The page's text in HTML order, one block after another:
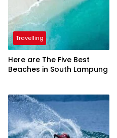
Travelling
Here are The Five Best
Beaches in South Lampung